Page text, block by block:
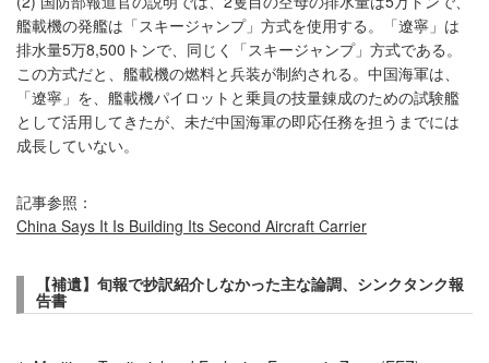
艦載機の発艦は「スキージャンプ」方式を使用する。「遼寧」は
排水量5万8,500トンで、同じく「スキージャンプ」方式である。
この方式だと、艦載機の燃料と兵装が制約される。中国海軍は、
「遼寧」を、艦載機パイロットと乗員の技量錬成のための試験艦
として活用してきたが、未だ中国海軍の即応任務を担うまでには
成長していない。
記事参照：
China Says It Is Building Its Second Aircraft Carrier
【補遺】旬報で抄訳紹介しなかった主な論調、シンクタンク報
告書